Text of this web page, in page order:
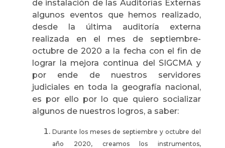
de instalación de las Auditorías Externas
algunos eventos que hemos realizado,
desde la última auditoría externa
realizada en el mes de septiembre-
octubre de 2020 a la fecha con el fin de
lograr la mejora continua del SIGCMA y
por ende de nuestros servidores
judiciales en toda la geografía nacional,
es por ello por lo que quiero socializar
algunos de nuestros logros, a saber:
Durante los meses de septiembre y octubre del
año 2020, creamos los instrumentos,